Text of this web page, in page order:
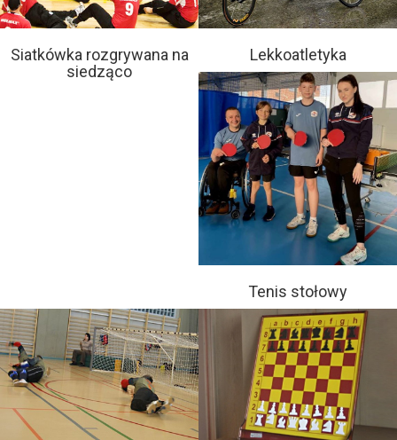
Siatkówka rozgrywana na
siedząco
Lekkoatletyka
Tenis stołowy